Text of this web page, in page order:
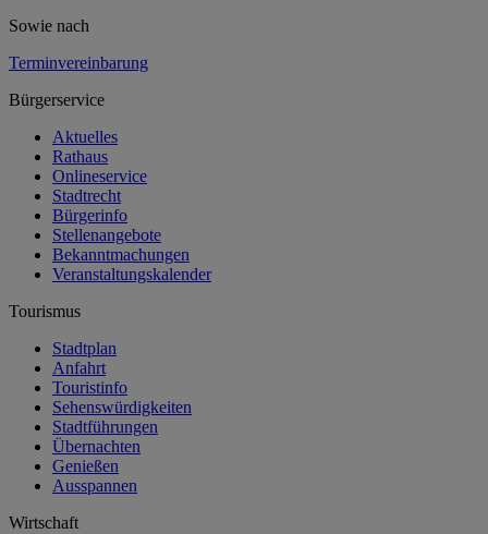
Sowie nach
Terminvereinbarung
Bürgerservice
Aktuelles
Rathaus
Onlineservice
Stadtrecht
Bürgerinfo
Stellenangebote
Bekanntmachungen
Veranstaltungskalender
Tourismus
Stadtplan
Anfahrt
Touristinfo
Sehenswürdigkeiten
Stadtführungen
Übernachten
Genießen
Ausspannen
Wirtschaft